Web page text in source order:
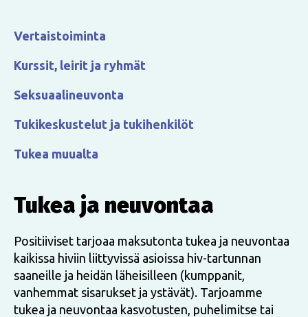
Vertaistoiminta
Kurssit, leirit ja ryhmät
Seksuaalineuvonta
Tukikeskustelut ja tukihenkilöt
Tukea muualta
Tukea ja neuvontaa
Positiiviset tarjoaa maksutonta tukea ja neuvontaa
kaikissa hiviin liittyvissä asioissa hiv-tartunnan
saaneille ja heidän läheisilleen (kumppanit,
vanhemmat sisarukset ja ystävät). Tarjoamme
tukea ja neuvontaa kasvotusten, puhelimitse tai